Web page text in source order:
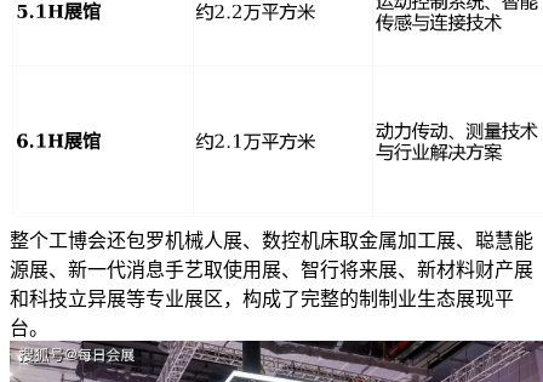
整个工博会还包罗机械人展、数控机床取金属加工展、聪慧能
源展、新一代消息手艺取使用展、智行将来展、新材料财产展
和科技立异展等专业展区，构成了完整的制制业生态展现平
台。